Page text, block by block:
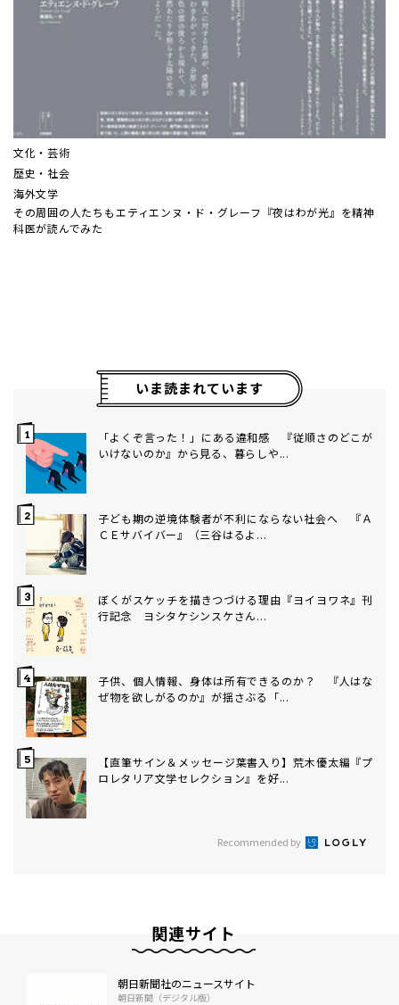
文化・芸術
歴史・社会
海外文学
その周囲の人たちも――エティエンヌ・ド・グレーフ『夜はわが光』を精神
科医が読んでみた
いま読まれています
「よくぞ言った！」にある違和感 『従順さのどこが
いけないのか』から見る、暮らしや...
子ども期の逆境体験者が不利にならない社会へ ――『Ａ
ＣＥサバイバー』（三谷はるよ...
ぼくがスケッチを描きつづける理由――『ヨイヨワネ』刊
行記念 ヨシタケシンスケさん...
子供、個人情報、身体は所有できるのか？ 『人はな
ぜ物を欲しがるのか』が揺さぶる「...
【直筆サイン＆メッセージ葉書入り】荒木優太編『プ
ロレタリア文学セレクション』を好...
Recommended by
関連サイト
朝日新聞社のニュースサイト
朝日新聞（デジタル版）